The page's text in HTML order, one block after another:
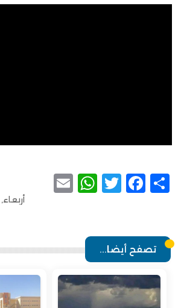
Share
Facebook
Twitter
أربعاء, 2026/05/20 - 12:55
تصفح أيضا...